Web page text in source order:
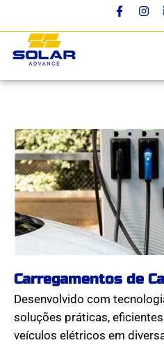
Carregamentos de
Desenvolvido com
soluções práticas,
veículos elétricos em